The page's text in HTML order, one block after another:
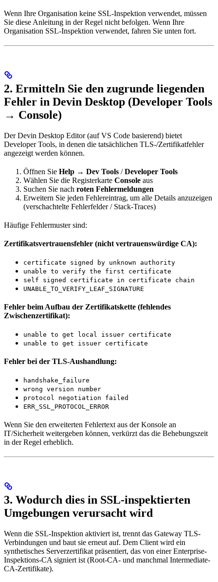
Wenn Ihre Organisation keine SSL-Inspektion verwendet, müssen
Sie diese Anleitung in der Regel nicht befolgen. Wenn Ihre
Organisation SSL-Inspektion verwendet, fahren Sie unten fort.
2. Ermitteln Sie den zugrunde liegenden
Fehler in Devin Desktop (Developer Tools
→ Console)
Der Devin Desktop Editor (auf VS Code basierend) bietet
Developer Tools, in denen die tatsächlichen TLS-/Zertifikatfehler
angezeigt werden können.
Öffnen Sie Help → Dev Tools /Developer Tools
Wählen Sie die Registerkarte Console aus
Suchen Sie nach roten Fehlermeldungen
Erweitern Sie jeden Fehlereintrag, um alle Details anzuzeigen
(verschachtelte Fehlerfelder / Stack-Traces)
Häufige Fehlermuster sind:
Zertifikatsvertrauensfehler (nicht vertrauenswürdige CA):
certificate signed by unknown authority
unable to verify the first certificate
self signed certificate in certificate chain
UNABLE_TO_VERIFY_LEAF_SIGNATURE
Fehler beim Aufbau der Zertifikatskette (fehlendes
Zwischenzertifikat):
unable to get local issuer certificate
unable to get issuer certificate
Fehler bei der TLS-Aushandlung:
handshake_failure
wrong version number
protocol negotiation failed
ERR_SSL_PROTOCOL_ERROR
Wenn Sie den erweiterten Fehlertext aus der Konsole an
IT/Sicherheit weitergeben können, verkürzt das die Behebungszeit
in der Regel erheblich.
3. Wodurch dies in SSL-inspektierten
Umgebungen verursacht wird
Wenn die SSL-Inspektion aktiviert ist, trennt das Gateway TLS-
Verbindungen und baut sie erneut auf. Dem Client wird ein
synthetisches Serverzertifikat präsentiert, das von einer Enterprise-
Inspektions-CA signiert ist (Root-CA- und manchmal Intermediate-
CA-Zertifikate).